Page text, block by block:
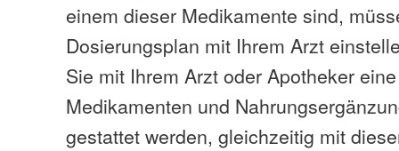
einem dieser Medikamente sind,
Dosierungsplan mit Ihrem Arzt
Sie mit Ihrem Arzt oder Apotheker
Medikamenten und
gestattet werden, gleichzeitig mit